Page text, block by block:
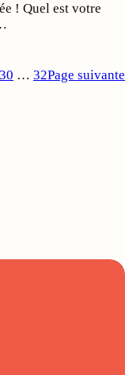
! Quel est votre
30 … 32Page suivante